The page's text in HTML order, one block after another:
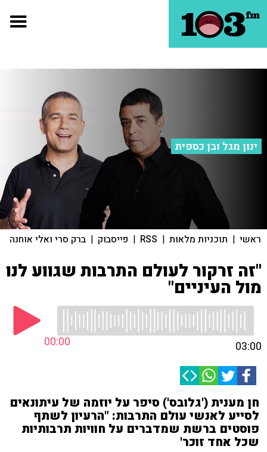
ינון מגל ובן כספית
ראשי | תוכניות מלאות |
RSS
| פייסבוק | ברק סרי ואלי אוחנה
"זה זרקור לעולם התרבות שגווע לנו
מול העיניים"
00:00 03:00
חן מענית ('גלובס') סיפר על יוזמה של עיתונאים
לסייע לאנשי עולם התרבות: "הרעיון לשתף
פוסטים ברשת שמדברים על חוויות תרבותיות
שכל אחד זוכר'